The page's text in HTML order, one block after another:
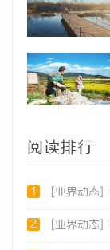
阅读排行
1 [业界动态]
2 [业界动态]